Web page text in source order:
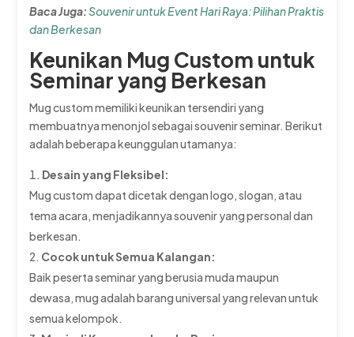
Baca Juga:Souvenir untuk Event Hari Raya: Pilihan Praktis
dan Berkesan
Keunikan Mug Custom untuk
Seminar yang Berkesan
Mug custom memiliki keunikan tersendiri yang
membuatnya menonjol sebagai souvenir seminar. Berikut
adalah beberapa keunggulan utamanya:
Desain yang Fleksibel:
Mug custom dapat dicetak dengan logo, slogan, atau
tema acara, menjadikannya souvenir yang personal dan
berkesan.
Cocok untuk Semua Kalangan:
Baik peserta seminar yang berusia muda maupun
dewasa, mug adalah barang universal yang relevan untuk
semua kelompok.